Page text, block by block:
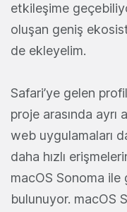
etkileşime
oluşan geniş
de ekleyelim.
Safari’ye gelen
proje arasında ayrı
web uygulamaları
daha hızlı
macOS Sonoma ile
bulunuyor. macOS